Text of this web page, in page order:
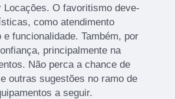
Locações. O favoritismo deve-
como atendimento
e funcionalidade. Também, por
principalmente na
Não perca a chance de
outras sugestões no ramo de
a seguir.